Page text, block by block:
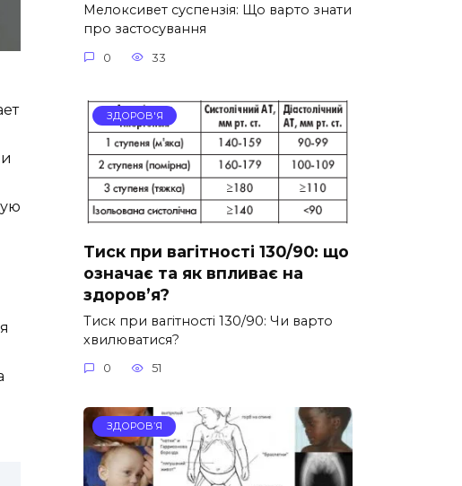
Мелоксивет суспензія: Що варто знати
про застосування
0 33
ЗДОРОВ'Я
Тиск при вагітності 130/90: що
означає та як впливає на
здоров’я?
Тиск при вагітності 130/90: Чи варто
хвилюватися?
0 51
ЗДОРОВ’Я